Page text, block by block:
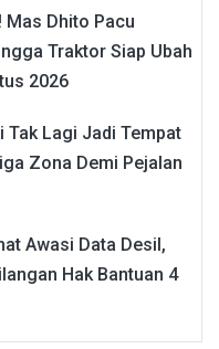
Dhito Pacu
Traktor Siap Ubah
2026
Lagi Jadi Tempat
Zona Demi Pejalan
Awasi Data Desil,
Hak Bantuan 4